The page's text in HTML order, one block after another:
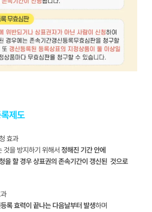
제도
효과
것을 방지하기 위해서 정해진 기간 안에
을 할 경우 상표권의 존속기간이 갱신된 것으로
록 효력이 끝나는 다음날부터 발생하며